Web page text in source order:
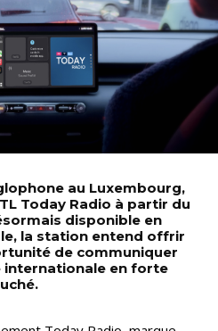
au Luxembourg,
Today Radio à partir du
disponible en
la station entend offrir
de communiquer
internationale en forte